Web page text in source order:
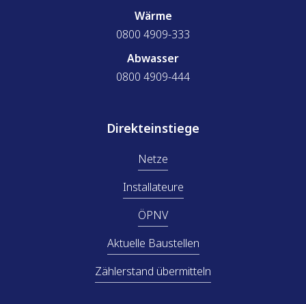
Wärme
0800 4909-333
Abwasser
0800 4909-444
Direkteinstiege
Netze
Installateure
ÖPNV
Aktuelle Baustellen
Zählerstand übermitteln